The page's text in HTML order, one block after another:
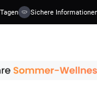
Sichere Informationen